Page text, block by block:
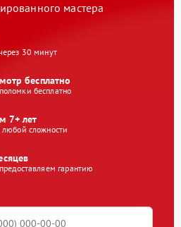
мастера
30 минут
бесплатно
бесплатно
7+ лет
сложности
гарантию